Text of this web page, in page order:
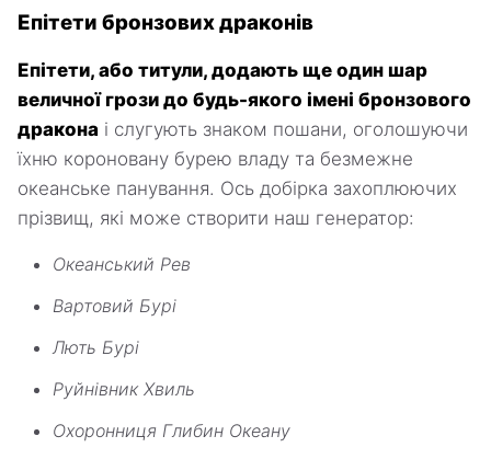
Епітети бронзових драконів
Епітети, або титули, додають ще один шар
величної грози до будь-якого імені бронзового
дракона і слугують знаком пошани, оголошуючи
їхню короновану бурею владу та безмежне
океанське панування. Ось добірка захоплюючих
прізвищ, які може створити наш генератор:
Океанський Рев
Вартовий Бурі
Лють Бурі
Руйнівник Хвиль
Охоронниця Глибин Океану